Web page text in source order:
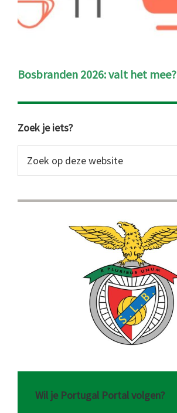
Bosbranden 2026: valt het mee?
Primaire
Sidebar
Zoek je iets?
op
website
Wil je Portugal Portal volgen?